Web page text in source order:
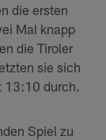
die ersten
Mal knapp
die Tiroler
sie sich
durch.
Spiel zu